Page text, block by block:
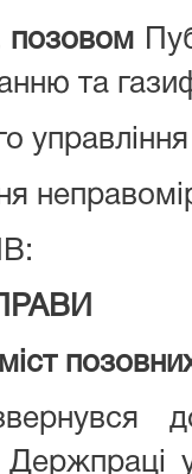
позовом
та
Держпраці